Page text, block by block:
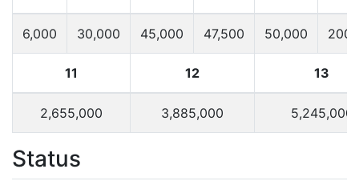
6,000 30,000 45,000 47,500 50,000
11 12 13
2,655,000 3,885,000 5,245,000
Status